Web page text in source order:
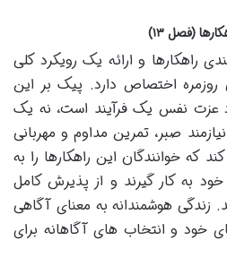
(فصل ۱۳)
راهکارها و ارائه یک رویکرد کلی
روزمره اختصاص دارد. پیک بر این
عزت نفس یک فرآیند است، نه یک
صبر، تمرین مداوم و مهربانی
که خوانندگان این راهکارها را به
به کار گیرند و از پذیرش کامل
زندگی هوشمندانه به معنای آگاهی
خود و انتخاب های آگاهانه برای